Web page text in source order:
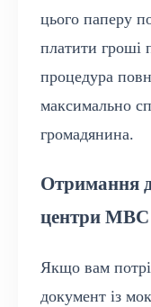
цього паперу
платити гроші
процедура
максимально
громадянина.
Отримання
центри МВС
Якщо вам
документ із